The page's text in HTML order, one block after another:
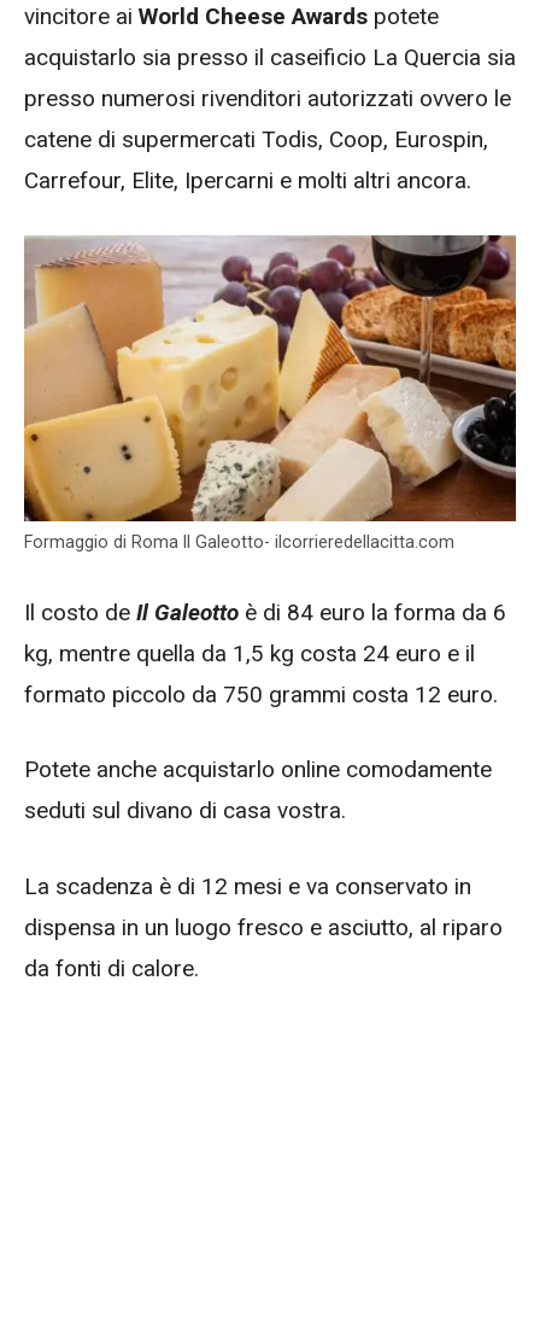
vincitore ai World Cheese Awards potete
acquistarlo sia presso il caseificio La Quercia sia
presso numerosi rivenditori autorizzati ovvero le
catene di supermercati Todis, Coop, Eurospin,
Carrefour, Elite, Ipercarni e molti altri ancora.
Formaggio di Roma Il Galeotto- ilcorrieredellacitta.com
Il costo de Il Galeotto è di 84 euro la forma da 6
kg, mentre quella da 1,5 kg costa 24 euro e il
formato piccolo da 750 grammi costa 12 euro.
Potete anche acquistarlo online comodamente
seduti sul divano di casa vostra.
La scadenza è di 12 mesi e va conservato in
dispensa in un luogo fresco e asciutto, al riparo
da fonti di calore.